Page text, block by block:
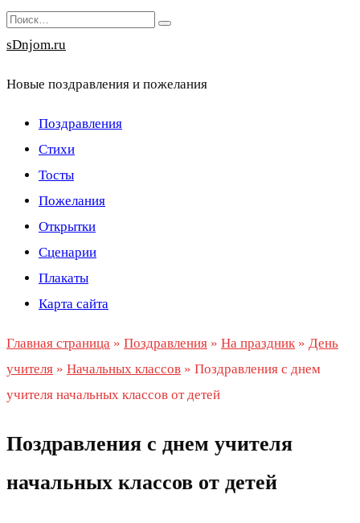
Перейти
к
Search
for:
sDnjom.ru
Новые поздравления и пожелания
Поздравления
Стихи
Тосты
Пожелания
Открытки
Сценарии
Плакаты
Карта сайта
Главная страница » Поздравления » На праздник » День
учителя » Начальных классов » Поздравления с днем
учителя начальных классов от детей
Поздравления с днем учителя
начальных классов от детей